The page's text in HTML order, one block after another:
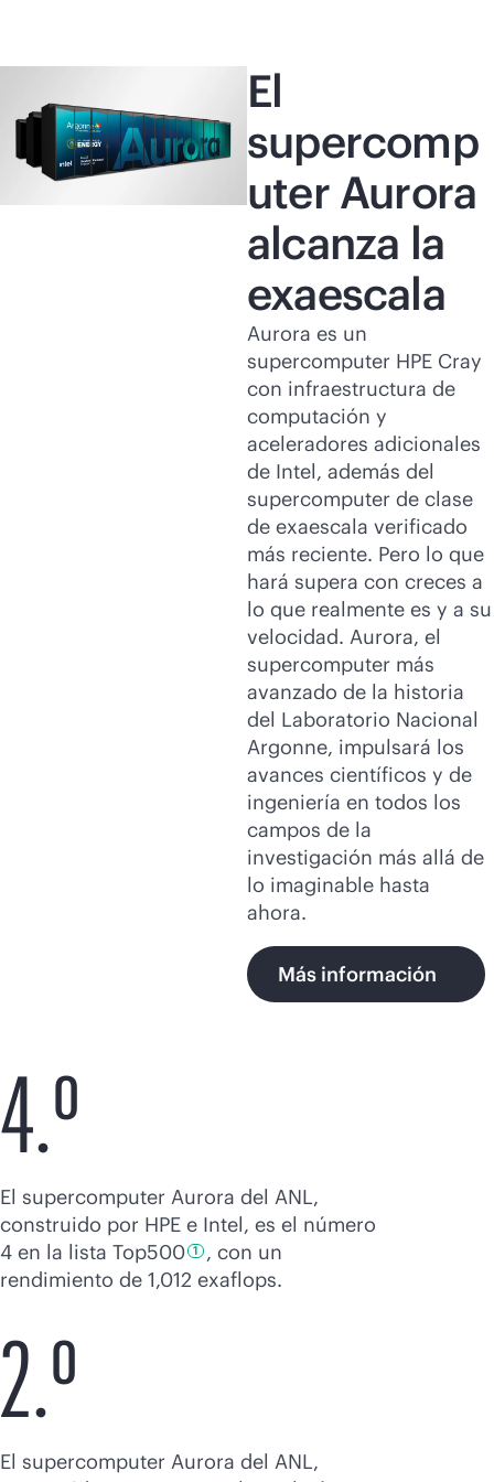
El
supercomp
uter Aurora
alcanza la
exaescala
Aurora es un
supercomputer HPE Cray
con infraestructura de
computación y
aceleradores adicionales
de Intel, además del
supercomputer de clase
de exaescala verificado
más reciente. Pero lo que
hará supera con creces a
lo que realmente es y a su
velocidad. Aurora, el
supercomputer más
avanzado de la historia
del Laboratorio Nacional
Argonne, impulsará los
avances científicos y de
ingeniería en todos los
campos de la
investigación más allá de
lo imaginable hasta
ahora.
Más información
4.º
El supercomputer Aurora del ANL,
construido por HPE e Intel, es el número
4 en la lista Top500 1
, con un
rendimiento de 1,012 exaflops.
2.º
El supercomputer Aurora del ANL,